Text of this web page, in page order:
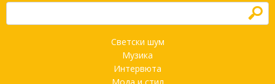
h
Светски шум
Музика
Интервюта